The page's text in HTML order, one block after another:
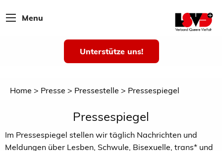
Menu
Unterstütze uns!
Home Presse Pressestelle Pressespiegel
Pressespiegel
Im Pressespiegel stellen wir täglich Nachrichten und
Meldungen über Lesben, Schwule, Bisexuelle, trans* und